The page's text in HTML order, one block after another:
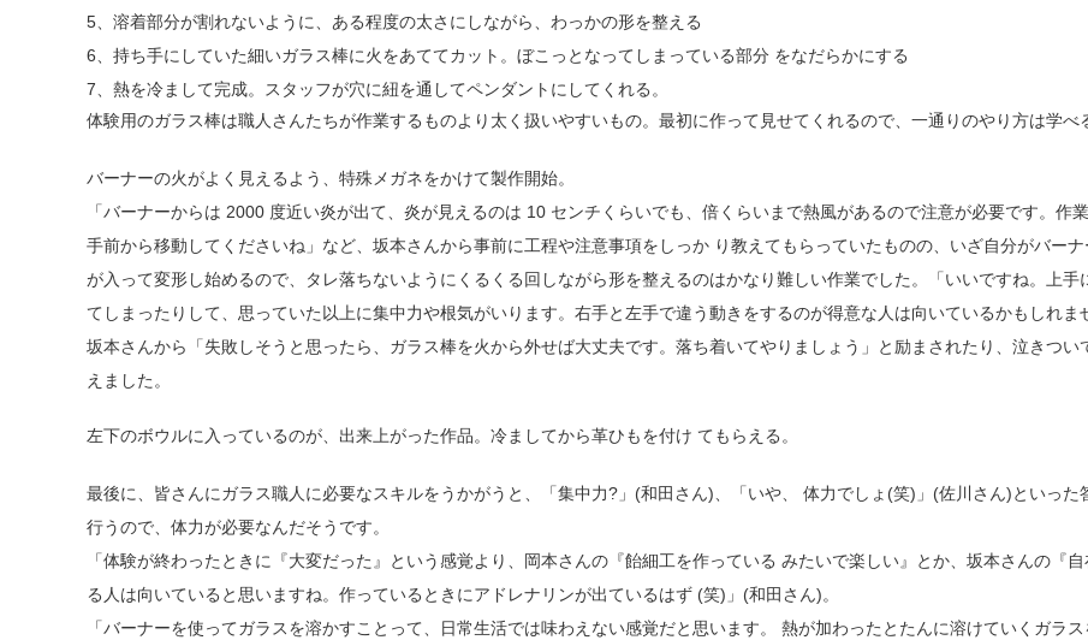
5、溶着部分が割れないように、ある程度の太さにしながら、わっかの形を整える
6、持ち手にしていた細いガラス棒に火をあててカット。ぼこっとなってしまっている部分 をなだらかにする
7、熱を冷まして完成。スタッフが穴に紐を通してペンダントにしてくれる。
体験用のガラス棒は職人さんたちが作業するものより太く扱いやすいもの。最初に作って見せてくれるので、一通りのやり方は学べ
バーナーの火がよく見えるよう、特殊メガネをかけて製作開始。
「バーナーからは 2000 度近い炎が出て、炎が見えるのは 10 センチくらいでも、倍くらいまで熱風があるので注意が必要です。作
手前から移動してくださいね」など、坂本さんから事前に工程や注意事項をしっか り教えてもらっていたものの、いざ自分がバ
が入って変形し始めるので、タレ落ちないようにくるくる回しながら形を整えるのはかなり難しい作業でした。「いいですね。上
てしまったりして、思っていた以上に集中力や根気がいります。右手と左手で違う動きをするのが得意な人は向いているかもしれま
坂本さんから「失敗しそうと思ったら、ガラス棒を火から外せば大丈夫です。落ち着いてやりましょう」と励まされたり、泣きつ
えました。
左下のボウルに入っているのが、出来上がった作品。冷ましてから革ひもを付け てもらえる。
最後に、皆さんにガラス職人に必要なスキルをうかがうと、「集中力?」(和田さん)、「いや、 体力でしょ(笑)」(佐川さん)といっ
行うので、体力が必要なんだそうです。
「体験が終わったときに『大変だった』という感覚より、岡本さんの『飴細工を作っている みたいで楽しい』とか、坂本さんの『
る人は向いていると思いますね。作っているときにアドレナリンが出ているはず (笑)」(和田さん)。
「バーナーを使ってガラスを溶かすことって、日常生活では味わえない感覚だと思います。 熱が加わったとたんに溶けていくガラ